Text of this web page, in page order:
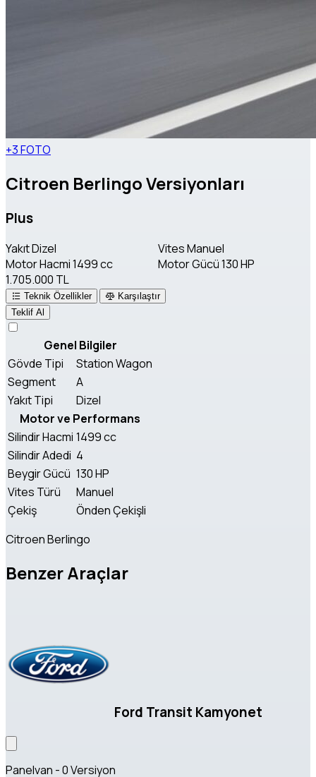
+3 FOTO
Citroen Berlingo Versiyonları
Plus
YakıtDizel VitesManuel
Motor Hacmi1499 cc Motor Gücü130 HP
1.705.000 TL
Teknik Özellikler
Karşılaştır
Teklif Al
Genel Bilgiler
Gövde Tipi
Station Wagon
Segment
A
Yakıt Tipi
Dizel
Motor ve Performans
Silindir Hacmi 1499 cc
Silindir Adedi 4
Beygir Gücü 130 HP
Vites Türü
Manuel
Çekiş
Önden Çekişli
Citroen Berlingo
Benzer Araçlar
Ford Transit Kamyonet
Panelvan - 0 Versiyon